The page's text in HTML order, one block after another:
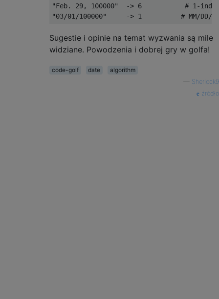
"Feb. 29, 100000"  -> 6           # 1-
Sugestie i opinie na temat wyzwania są mile
widziane. Powodzenia i dobrej gry w golfa!
code-golf date
algorithm
Sherlock9
źródło